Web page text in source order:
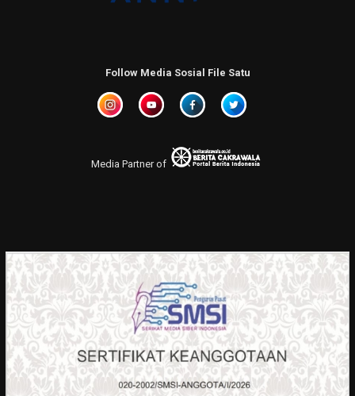
Follow Media Sosial File Satu
Media Partner of